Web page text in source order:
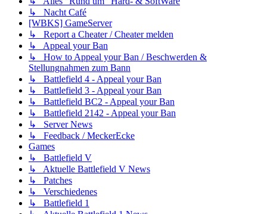
↳ Nacht Café
[WBKS] GameServer
↳ Report a Cheater / Cheater melden
↳ Appeal your Ban
↳ How to Appeal your Ban / Beschwerden &
Stellungnahmen zum Bann
↳ Battlefield 4 - Appeal your Ban
↳ Battlefield 3 - Appeal your Ban
↳ Battlefield BC2 - Appeal your Ban
↳ Battlefield 2142 - Appeal your Ban
↳ Server News
↳ Feedback / MeckerEcke
Games
↳ Battlefield V
↳ Aktuelle Battlefield V News
↳ Patches
↳ Verschiedenes
↳ Battlefield 1